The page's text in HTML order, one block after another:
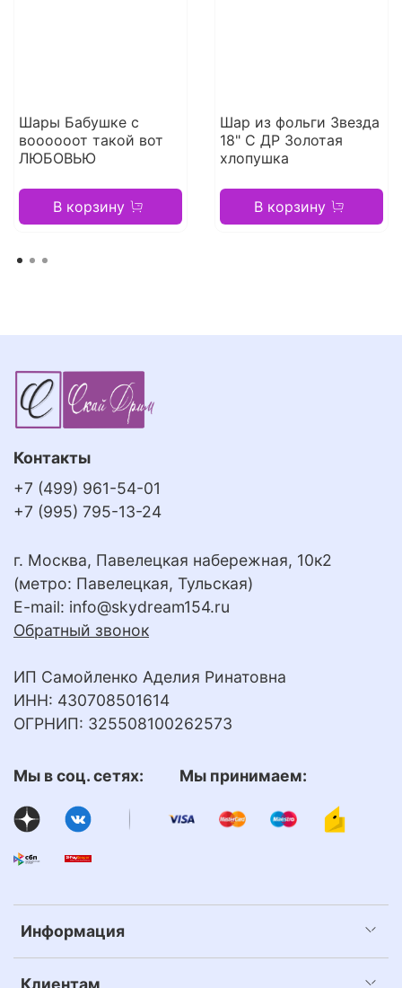
Шары Бабушке с
воооооот такой вот
ЛЮБОВЬЮ
В корзину
Шар из фольги Звезда
18" С ДР Золотая
хлопушка
В корзину
Информация
Клиентам
Контакты
+7 (499) 961-54-01
+7 (995) 795-13-24
г. Москва, Павелецкая набережная, 10к2
(метро: Павелецкая, Тульская)
E-mail: info@skydream154.ru
Обратный звонок
ИП Самойленко Аделия Ринатовна
ИНН: 430708501614
ОГРНИП: 325508100262573
Мы в соц. сетях: Мы принимаем: